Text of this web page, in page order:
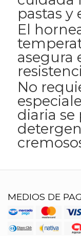
pastas y
El
asegura
No
diaria
MEDIOS DE